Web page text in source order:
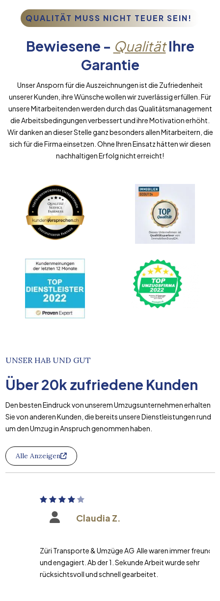
QUALITÄT MUSS NICHT TEUER SEIN!
Bewiesene - QualitätIhre
Garantie
Unser Ansporn für die Auszeichnungen ist die Zufriedenheit
unserer Kunden, ihre Wünsche wollen wir zuverlässig erfüllen. Für
unsere Mitarbeitenden werden durch das Qualitätsmanagement
die Arbeitsbedingungen verbessert und ihre Motivation erhöht.
Wir danken an dieser Stelle ganz besonders allen Mitarbeitern, die
sich für die Firma einsetzen. Ohne Ihren Einsatz hätten wir diesen
nachhaltigen Erfolg nicht erreicht!
UNSER HAB UND GUT
Über20k zufriedene Kunden
Den besten Eindruck von unserem Umzugsunternehmen erhalten
Sie von anderen Kunden, die bereits unsere Dienstleistungen rund
um den Umzug in Anspruch genommen haben.
Alle Anzeigen
Claudia Z.
Züri Transporte & Umzüge AG Alle waren immer freundlich
und engagiert. Ab der 1. Sekunde Arbeit wurde sehr
rücksichtsvoll und schnell gearbeitet.